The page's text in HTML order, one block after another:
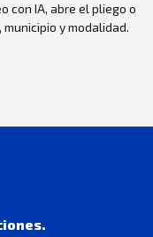
con IA, abre el pliego o
y modalidad.